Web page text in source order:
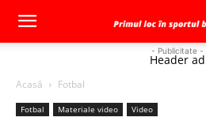
- Publicitate -
Header ad
Acasă Fotbal
Fotbal Materiale video Video